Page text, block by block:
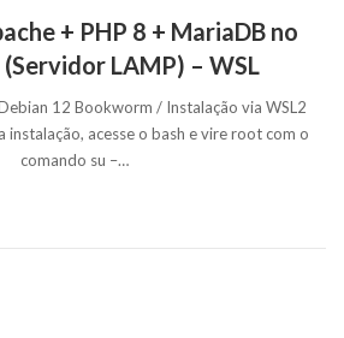
+ PHP 8 + MariaDB no
LAMP) – WSL
12 Bookworm / Instalação via WSL2
instalação, acesse o bash e vire root com o
comando su –…